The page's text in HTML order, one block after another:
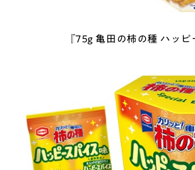
『75g 亀田の柿の種 ハッピ